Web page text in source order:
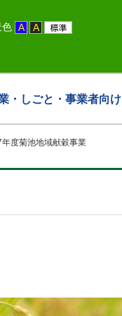
色
・しごと・事業者向け
度菊池地域献穀事業